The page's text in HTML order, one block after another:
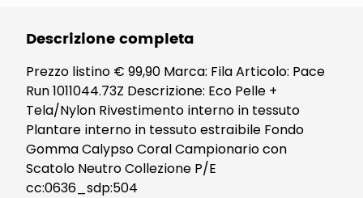
Descrizione completa
Prezzo listino € 99,90 Marca: Fila Articolo: Pace
Run 1011044.73Z Descrizione: Eco Pelle +
Tela/Nylon Rivestimento interno in tessuto
Plantare interno in tessuto estraibile Fondo
Gomma Calypso Coral Campionario con
Scatolo Neutro Collezione P/E
cc:0636_sdp:504